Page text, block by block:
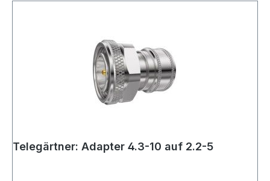
Telegärtner: Adapter 4.3-10 auf 2.2-5